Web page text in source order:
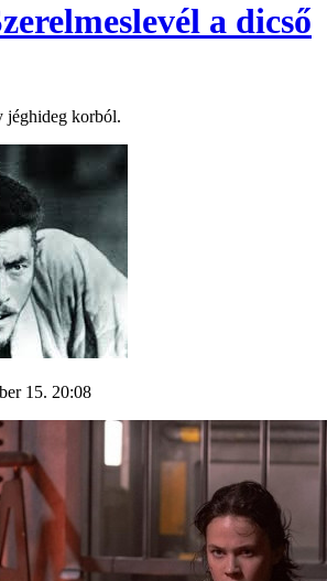
a dicső
jéghideg korból.
15. 20:08